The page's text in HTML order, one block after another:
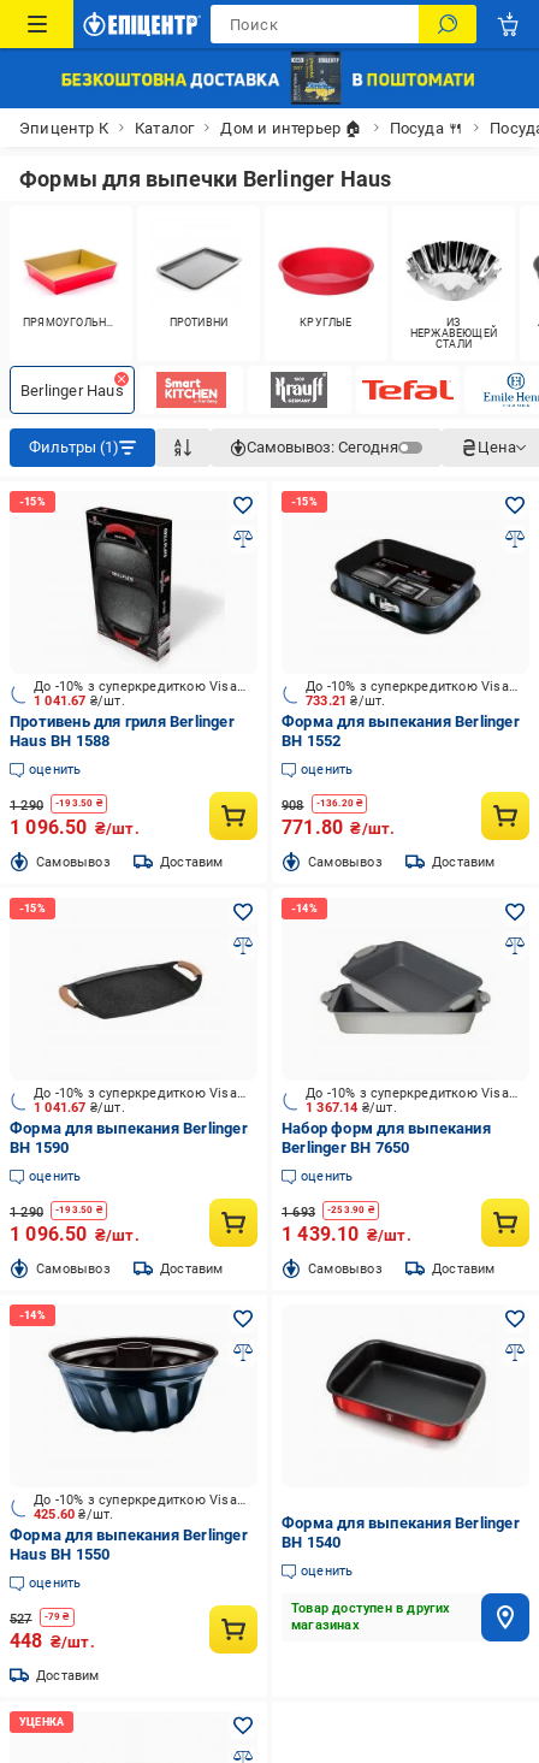
Эпицентр К Каталог Дом и интерьер 🏠 Посуда 🍴
Формы для выпечки Berlinger Haus
ПРЯМОУГОЛЬНЫЕ ПРОТИВНИ КРУГЛЫЕ
ИЗ
НЕРЖАВЕЮЩЕЙ
СТАЛИ
Berlinger Haus
Фильтры (1) Самовывоз: Сегодня Цена
1 041.67 ₴/шт.
До -10% з суперкредиткою Visa Вигода
Противень для гриля Berlinger
Haus BH 1588
оценить
1 290 -193.50 ₴
1 096.50 ₴/шт.
Cамовывоз Доставим
733.21₴/шт.
До -10% з суперкредиткою Visa Вигода
Форма для выпекания Berlinger
BH 1552
оценить
908 -136.20₴
771.80 ₴/шт.
Cамовывоз Доставим
1 041.67 ₴/шт.
До -10% з суперкредиткою Visa Вигода
Форма для выпекания Berlinger
BH 1590
оценить
1 290 -193.50 ₴
1 096.50 ₴/шт.
Cамовывоз Доставим
1 367.14 ₴/шт.
До -10% з суперкредиткою Visa Вигода
Набор форм для выпекания
Berlinger BH 7650
оценить
1 693 -253.90 ₴
1 439.10 ₴/шт.
Cамовывоз Доставим
425.60₴/шт.
До -10% з суперкредиткою Visa Вигода
Форма для выпекания Berlinger
Haus BH 1550
оценить
527 -79 ₴
448 ₴/шт.
Доставим
Форма для выпекания Berlinger
BH 1540
оценить
Товар доступен в других
магазинах